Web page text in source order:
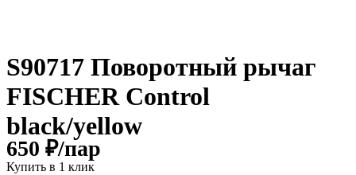
S90717 Поворотный рычаг
FISCHER Control
black/yellow
650 ₽/пар
Купить в 1 клик